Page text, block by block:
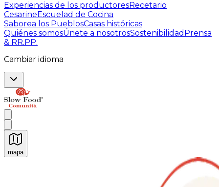
Experiencias de los productoresRecetario
CesarineEscuelad de Cocina
Saborea los PueblosCasas históricas
Quiénes somosÚnete a nosotrosSostenibilidad Prensa
& RR.PP.
Cambiar idioma
mapa
Experiencias culinarias inolvidables: Experiencias